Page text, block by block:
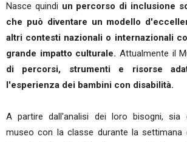
Nasce quindi un percorso di inclusione
che può diventare un modello
altri contesti nazionali o internazionali
grande impatto culturale. Attualmente il
di percorsi, strumenti e risorse
l'esperienza dei bambini con disabilità.
A partire dall'analisi dei loro bisogni, sia
museo con la classe durante la settimana